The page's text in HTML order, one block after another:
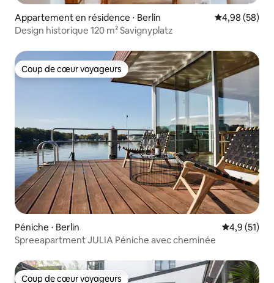
Appartement en résidence ⋅ Berlin Évaluation
4,98 (58)
Design historique 120 m² Savignyplatz
Coup de cœur voyageurs
Coup de cœur voyageurs
Péniche ⋅ Berlin Évaluation
4,9 (51)
Spreeapartment JULIA Péniche avec cheminée
Coup de cœur voyageurs